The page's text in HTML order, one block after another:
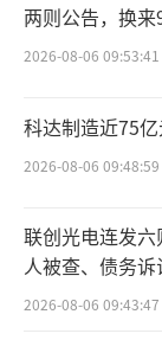
东营、泰安
动，既协助
也多次组
分合作项目
勃活力。澳
的掌上明
市，既是世
的商贸合作
两则公告，换
2026-08-06 09:53:41
科达制造近75
2026-08-06 09:48:59
联创光电连发
人被查、债务
所曾出具“保留
2026-08-06 09:43:47